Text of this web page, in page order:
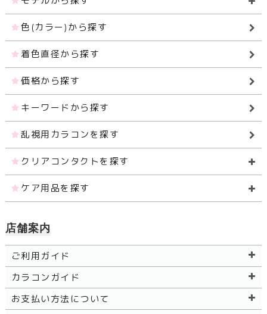
色(カラー)から探す
着色直径から探す
価格から探す
キーワードから探す
乱視用カラコンを探す
クリアコンタクトを探す
ケア用品を探す
店舗案内
ご利用ガイド
カラコンガイド
お支払い方法について